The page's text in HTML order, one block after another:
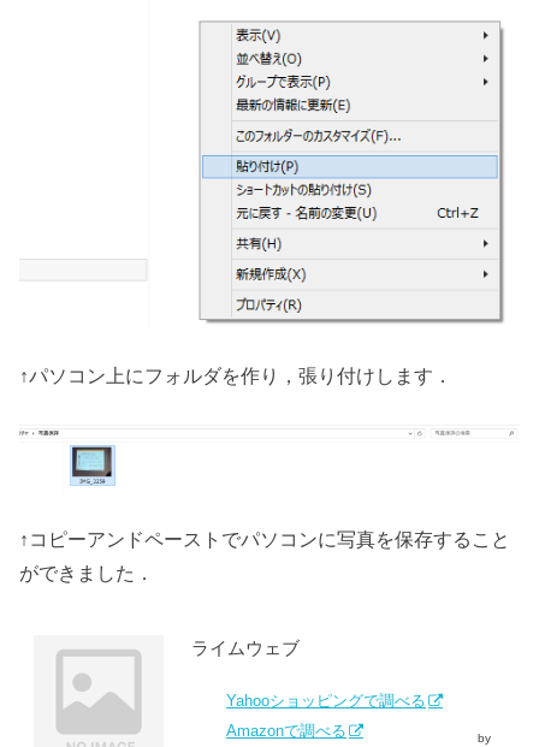
↑パソコン上にフォルダを作り，張り付けします．
↑コピーアンドペーストでパソコンに写真を保存すること
ができました．
ライムウェブ
Yahooショッピングで調べる
Amazonで調べる
by